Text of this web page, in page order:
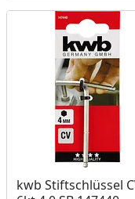
kwb Stiftschlüssel